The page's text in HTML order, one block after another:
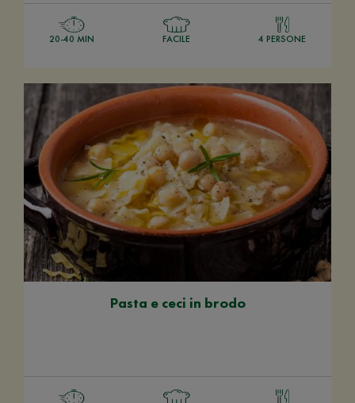
20-40 MIN FACILE 4 PERSONE
Pasta e ceci in brodo